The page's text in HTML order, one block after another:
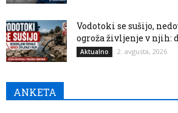
Vodotoki se sušijo,
ogroža življenje v njih:
Aktualno 2. avgusta, 2026
ANKETA